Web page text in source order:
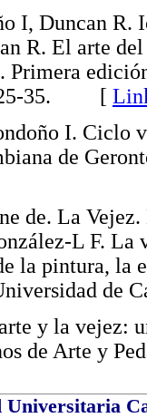
I, Duncan R.
R. El arte
Primera
25-35. [
I. Ciclo
de
de. La
L F. La
la pintura, la
y la vejez:
de Arte y
Universitaria